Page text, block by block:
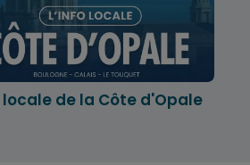
locale de la Côte d'Opale